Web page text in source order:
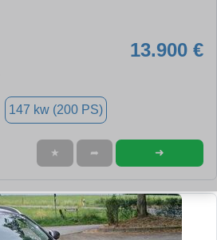
13.900 €
147 kw (200 PS)
★ ➦ ➜